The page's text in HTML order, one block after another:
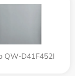
QW-D41F452I